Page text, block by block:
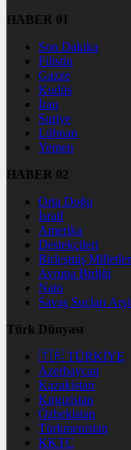
HABER 01
Son Dakika
Filistin
Gazze
Kudüs
İran
Suriye
Lübnan
Yemen
HABER 02
Orta Doğu
İsrail
Amerika
Destekçileri
Birleşmiş Milletler
Avrupa Birliği
Nato
Savaş Suçları
Türk Dünyası
🇹🇷 TÜRKİYE
Azerbaycan
Kazakistan
Kırgızistan
Özbekistan
Türkmenistan
KKTC